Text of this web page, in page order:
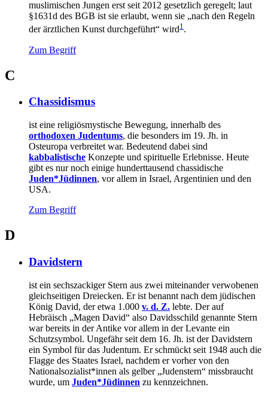
muslimischen Jungen erst seit 2012 gesetzlich geregelt; laut
§1631d des BGB ist sie erlaubt, wenn sie „nach den Regeln
der ärztlichen Kunst durchgeführt“ wird1.
Zum Begriff
C
Chassidismus
ist eine religiösmystische Bewegung, innerhalb des
orthodoxen Judentums, die besonders im 19. Jh. in
Osteuropa verbreitet war. Bedeutend dabei sind
kabbalistische Konzepte und spirituelle Erlebnisse. Heute
gibt es nur noch einige hunderttausend chassidische
Juden*Jüdinnen, vor allem in Israel, Argentinien und den
USA.
Zum Begriff
D
Davidstern
ist ein sechszackiger Stern aus zwei miteinander verwobenen
gleichseitigen Dreiecken. Er ist benannt nach dem jüdischen
König David, der etwa 1.000 v. d. Z. lebte. Der auf
Hebräisch „Magen David“ also Davidsschild genannte Stern
war bereits in der Antike vor allem in der Levante ein
Schutzsymbol. Ungefähr seit dem 16. Jh. ist der Davidstern
ein Symbol für das Judentum. Er schmückt seit 1948 auch die
Flagge des Staates Israel, nachdem er vorher von den
Nationalsozialist*innen als gelber „Judenstern“ missbraucht
wurde, um Juden*Jüdinnen zu kennzeichnen.